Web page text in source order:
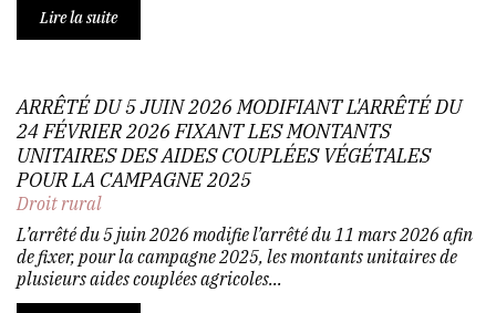
Lire la suite
ARRÊTÉ DU 5 JUIN 2026 MODIFIANT L'ARRÊTÉ DU
24 FÉVRIER 2026 FIXANT LES MONTANTS
UNITAIRES DES AIDES COUPLÉES VÉGÉTALES
POUR LA CAMPAGNE 2025
Droit rural
L’arrêté du 5 juin 2026 modifie l’arrêté du 11 mars 2026 afin
de fixer, pour la campagne 2025, les montants unitaires de
plusieurs aides couplées agricoles...